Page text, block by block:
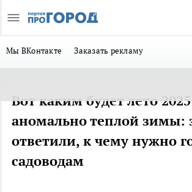
Мы ВКонтакте Заказать рекламу
Вот каким будет лето
аномально теплой зимы:
ответили, к чему нужно
садоводам